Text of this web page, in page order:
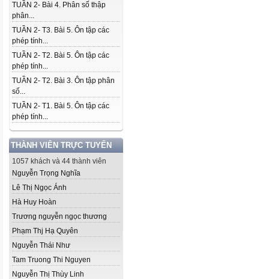
TUẦN 2- Bài 4. Phân số thập
phân...
TUẦN 2- T3. Bài 5. Ôn tập các
phép tính...
TUẦN 2- T2. Bài 5. Ôn tập các
phép tính...
TUẦN 2- T2. Bài 3. Ôn tập phân
số...
TUẦN 2- T1. Bài 5. Ôn tập các
phép tính...
THÀNH VIÊN TRỰC TUYẾN
1057 khách và 44 thành viên
Nguyễn Trọng Nghĩa
Lê Thị Ngọc Ánh
Hà Huy Hoàn
Trương nguyễn ngọc thương
Phạm Thj Hạ Quyên
Nguyễn Thái Như
Tam Truong Thi Nguyen
Nguyễn Thị Thùy Linh